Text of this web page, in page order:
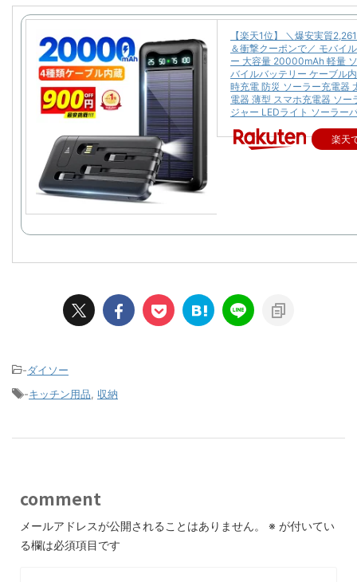
【楽天1位】 ＼爆安実質
＆衝撃クーポンで／ モバイ
ー 大容量 20000mAh 軽量
バイルバッテリー ケーブル
時充電 防災 ソーラー充電器
電器 薄型 スマホ充電器 ソー
ジャー LEDライト ソーラー
楽天
-ダイソー
-キッチン用品 収納
comment
メールアドレスが公開されることはありません。 ※ が付いてい
る欄は必須項目です